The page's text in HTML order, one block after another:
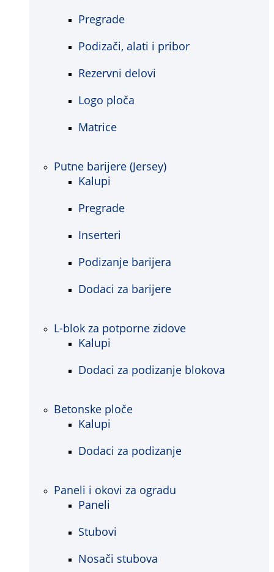
Pregrade
Podizači, alati i pribor
Rezervni delovi
Logo ploča
Matrice
Putne barijere (Jersey)
Kalupi
Pregrade
Inserteri
Podizanje barijera
Dodaci za barijere
L-blok za potporne zidove
Kalupi
Dodaci za podizanje blokova
Betonske ploče
Kalupi
Dodaci za podizanje
Paneli i okovi za ogradu
Paneli
Stubovi
Nosači stubova